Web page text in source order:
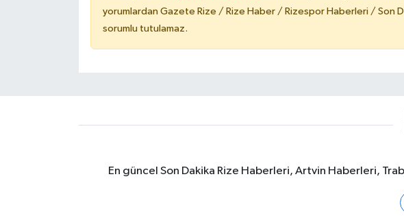
yorumlardan Gazete Rize / Rize Haber / Rizespor Haberleri / Son
sorumlu tutulamaz.
En güncel Son Dakika Rize Haberleri, Artvin Haberleri,